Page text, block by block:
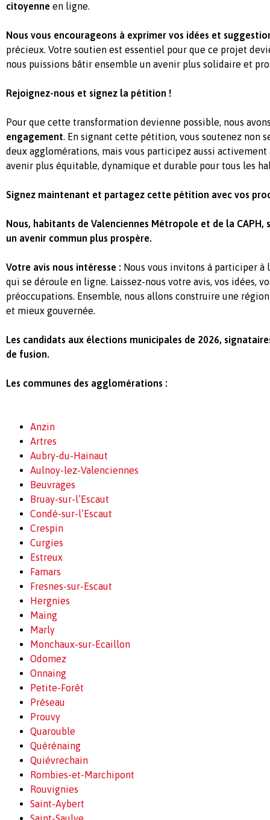
citoyenne en ligne.
Nous vous encourageons à exprimer vos idées et
précieux. Votre soutien est essentiel pour que ce projet
nous puissions bâtir ensemble un avenir plus solidaire et
Rejoignez-nous et signez la pétition !
Pour que cette transformation devienne possible, nous
engagement. En signant cette pétition, vous soutenez non
deux agglomérations, mais vous participez aussi activement
avenir plus équitable, dynamique et durable pour tous les
Signez maintenant et partagez cette pétition avec vos
Nous, habitants de Valenciennes Métropole et de la
un avenir commun plus prospère.
Votre avis nous intéresse : Nous vous invitons à participer
qui se déroule en ligne. Laissez-nous votre avis, vos idées,
préoccupations. Ensemble, nous allons construire une
et mieux gouvernée.
Les candidats aux élections municipales de 2026,
de fusion.
Les communes des agglomérations :
Anzin
Artres
Aubry-du-Hainaut
Aulnoy-lez-Valenciennes
Beuvrages
Bruay-sur-l’Escaut
Condé-sur-l’Escaut
Crespin
Curgies
Estreux
Famars
Fresnes-sur-Escaut
Hergnies
Maing
Marly
Monchaux-sur-Ecaillon
Odomez
Onnaing
Petite-Forêt
Préseau
Prouvy
Quarouble
Quérénaing
Quiévrechain
Rombies-et-Marchipont
Rouvignies
Saint-Aybert